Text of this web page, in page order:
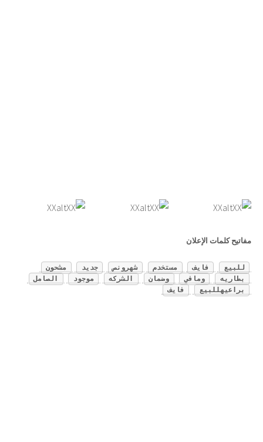
مفاتيح كلمات الإعلان
للبيع فايف مستخدم شهرونص جديد
مشحون
بطاريه
ومافي وضمان الشركه موجود
الصامل
براعيهللبيع
فايف